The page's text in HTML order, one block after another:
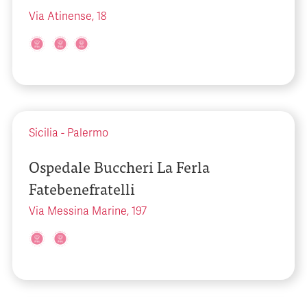
Via Atinense, 18
Sicilia - Palermo
Ospedale Buccheri La Ferla
Fatebenefratelli
Via Messina Marine, 197